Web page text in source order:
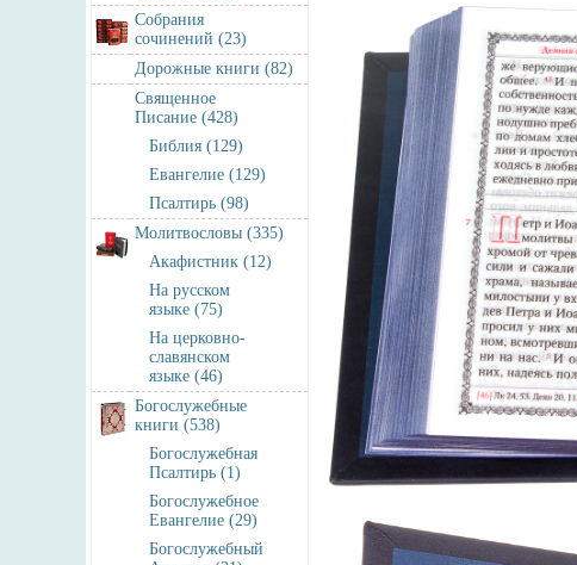
Собрания
сочинений (23)
Дорожные книги (82)
Священное
Писание (428)
Библия (129)
Евангелие (129)
Псалтирь (98)
Молитвословы (335)
Акафистник (12)
На русском
языке (75)
На церковно-
славянском
языке (46)
Богослужебные
книги (538)
Богослужебная
Псалтирь (1)
Богослужебное
Евангелие (29)
Богослужебный